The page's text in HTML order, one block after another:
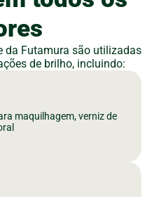
da Futamura são utilizadas
de brilho, incluindo:
maquilhagem, verniz de